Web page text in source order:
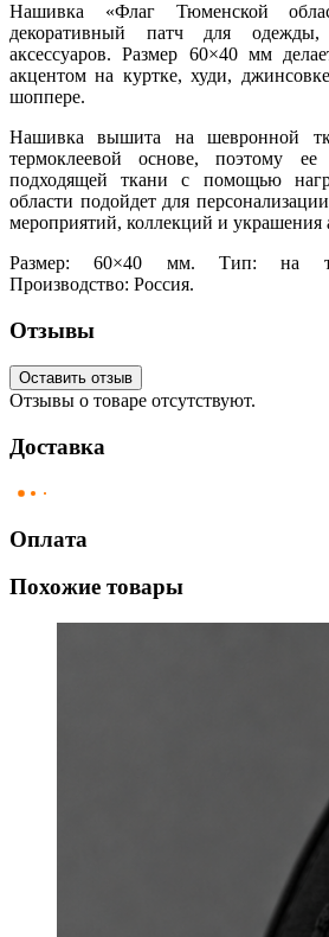
Нашивка «Флаг Тюменской
декоративный патч для
аксессуаров. Размер 60×40 мм
акцентом на куртке, худи,
шоппере.
Нашивка вышита на шевронной
термоклеевой основе, поэтому
подходящей ткани с помощью
области подойдет для
мероприятий, коллекций и украшения
Размер: 60×40 мм. Тип: на
Производство: Россия.
Отзывы
Оставить отзыв
Отзывы о товаре отсутствуют.
Доставка
Оплата
Похожие товары